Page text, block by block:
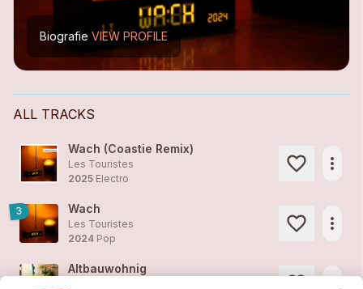
Biografie VIEW PROFILE
ALL TRACKS
Wach (Coastie Remix)
Les Touristes
2025 Electro
more_horiz
3 Wach
Les Touristes
2024 Pop
more_horiz
Altbauwohnig